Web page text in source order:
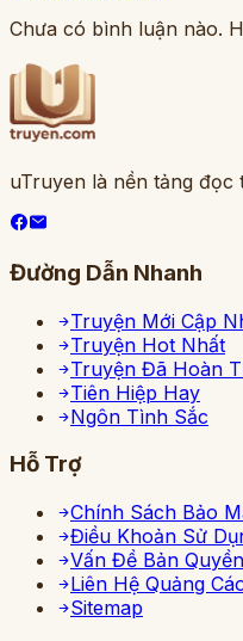
Chưa có bình luận nào.
uTruyen là nền tảng
Đường Dẫn Nhanh
Truyện Mới Cập
Truyện Hot Nhất
Truyện Đã Hoàn
Tiên Hiệp Hay
Ngôn Tình Sắc
Hỗ Trợ
Chính Sách Bảo
Điều Khoản Sử
Vấn Đề Bản
Liên Hệ Quảng
Sitemap